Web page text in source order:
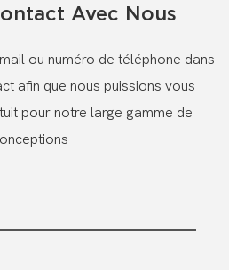
Avec Nous
ou numéro de téléphone dans
afin que nous puissions vous
pour notre large gamme de